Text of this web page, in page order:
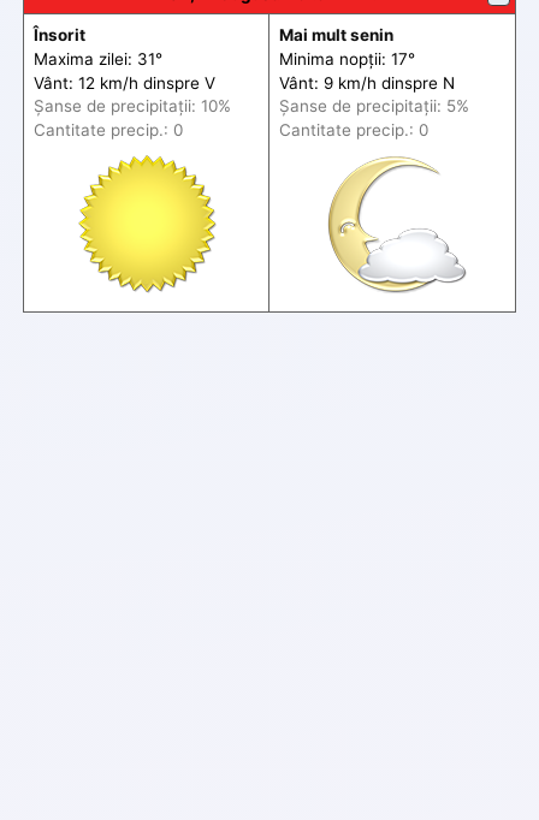
Însorit
Maxima zilei: 31°
Vânt: 12 km/h dinspre V
Șanse de precipitații: 10%
Cantitate precip.: 0
Mai mult senin
Minima nopții: 17°
Vânt: 9 km/h dinspre N
Șanse de precipitații: 5%
Cantitate precip.: 0